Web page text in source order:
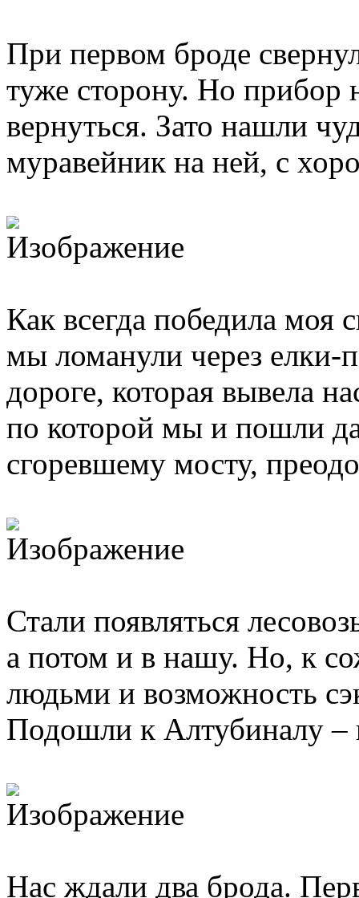
При первом броде
туже сторону. Но
вернуться. Зато нашли
муравейник на ней, с
Как всегда победила моя
мы ломанули через елки-
дороге, которая вывела
по которой мы и пошли
сгоревшему мосту,
Стали появляться
а потом и в нашу. Но, к
людьми и возможность
Подошли к Алтубиналу –
Нас ждали два брода.